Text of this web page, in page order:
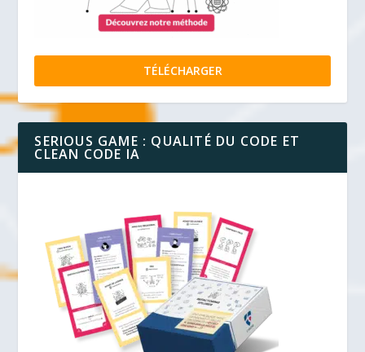
TÉLÉCHARGER
SERIOUS GAME : QUALITÉ DU CODE ET
CLEAN CODE IA